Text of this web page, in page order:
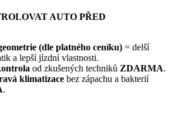
AUTO PŘED
(dle platného ceníku) = delší
a lepší jízdní vlastnosti.
od zkušených techniků ZDARMA.
klimatizace bez zápachu a bakterií
.